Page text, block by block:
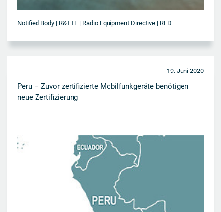
Notified Body | R&TTE | Radio Equipment Directive | RED
19. Juni 2020
Peru – Zuvor zertifizierte Mobilfunkgeräte benötigen
neue Zertifizierung